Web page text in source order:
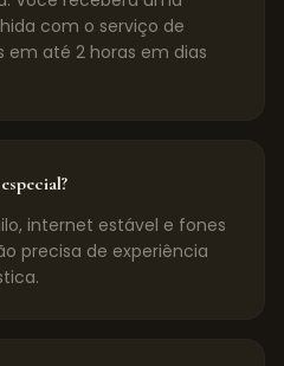
com o serviço de
em até 2 horas em dias
internet estável e fones
precisa de experiência